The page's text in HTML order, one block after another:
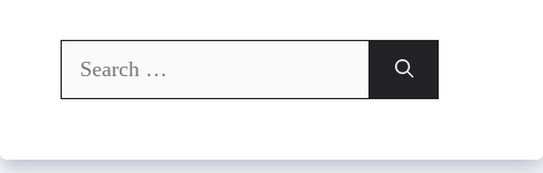
Search
for: